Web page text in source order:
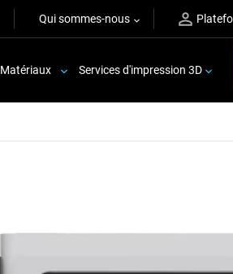
Qui sommes-nous
Matériaux Services d'impression 3D